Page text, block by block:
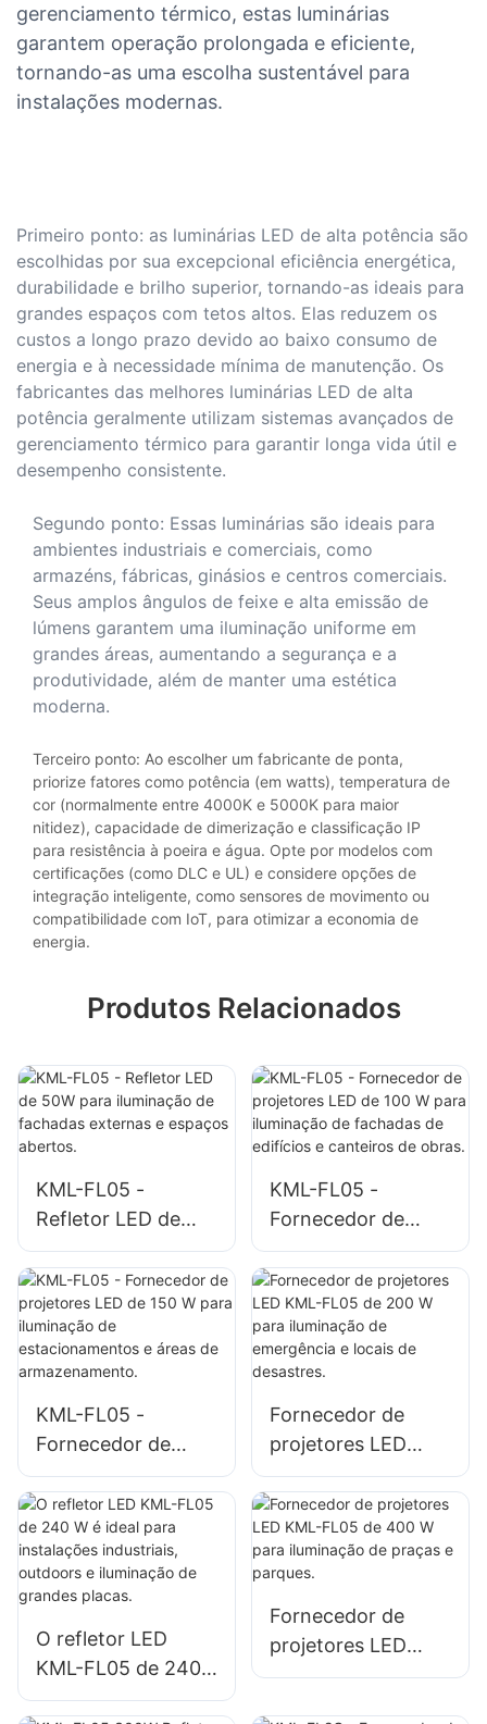
gerenciamento térmico, estas luminárias
garantem operação prolongada e eficiente,
tornando-as uma escolha sustentável para
instalações modernas.
Primeiro ponto: as luminárias LED de alta potência são
escolhidas por sua excepcional eficiência energética,
durabilidade e brilho superior, tornando-as ideais para
grandes espaços com tetos altos. Elas reduzem os
custos a longo prazo devido ao baixo consumo de
energia e à necessidade mínima de manutenção. Os
fabricantes das melhores luminárias LED de alta
potência geralmente utilizam sistemas avançados de
gerenciamento térmico para garantir longa vida útil e
desempenho consistente.
Segundo ponto: Essas luminárias são ideais para
ambientes industriais e comerciais, como
armazéns, fábricas, ginásios e centros comerciais.
Seus amplos ângulos de feixe e alta emissão de
lúmens garantem uma iluminação uniforme em
grandes áreas, aumentando a segurança e a
produtividade, além de manter uma estética
moderna.
Terceiro ponto: Ao escolher um fabricante de ponta,
priorize fatores como potência (em watts), temperatura de
cor (normalmente entre 4000K e 5000K para maior
nitidez), capacidade de dimerização e classificação IP
para resistência à poeira e água. Opte por modelos com
certificações (como DLC e UL) e considere opções de
integração inteligente, como sensores de movimento ou
compatibilidade com IoT, para otimizar a economia de
energia.
Produtos Relacionados
KML-FL05 -
Refletor LED de
50W para
iluminação de
fachadas externas
e espaços abertos.
KML-FL05 -
Fornecedor de
projetores LED de
100 W para
iluminação de
fachadas de
edifícios e
KML-FL05 -
Fornecedor de
projetores LED de
150 W para
iluminação de
estacionamentos e
áreas de
Fornecedor de
projetores LED
KML-FL05 de 200
W para iluminação
de emergência e
locais de desastres.
O refletor LED
KML-FL05 de 240
W é ideal para
Fornecedor de
projetores LED
KML-FL05 de 400